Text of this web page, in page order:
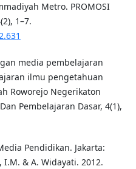
Metro. PROMOSI
1–7.
media pembelajaran
ilmu pengetahuan
Roworejo Negerikaton
Pembelajaran Dasar, 4(1),
Pendidikan. Jakarta:
& A. Widayati. 2012.